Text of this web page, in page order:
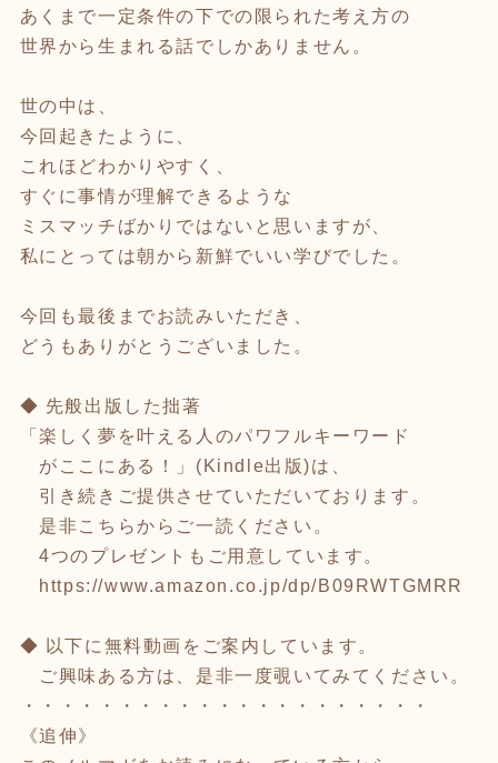
あくまで一定条件の下での限られた考え方の
世界から生まれる話でしかありません。
世の中は、
今回起きたように、
これほどわかりやすく、
すぐに事情が理解できるような
ミスマッチばかりではないと思いますが、
私にとっては朝から新鮮でいい学びでした。
今回も最後までお読みいただき、
どうもありがとうございました。
◆ 先般出版した拙著
「楽しく夢を叶える人のパワフルキーワード
がここにある！」(Kindle出版)は、
引き続きご提供させていただいております。
是非こちらからご一読ください。
4つのプレゼントもご用意しています。
https://www.amazon.co.jp/dp/B09RWTGMRR
◆ 以下に無料動画をご案内しています。
ご興味ある方は、是非一度覗いてみてください。
・・・・・・・・・・・・・・・・・・・・・
《追伸》